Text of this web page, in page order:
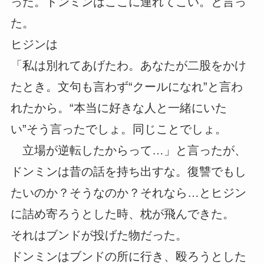
た。
ヒジンは
「私は別れてあげたわ。あなたが二股をかけ
たとき。文句も言わず“クールになれ”と言わ
れたから。“本当に好きな人と一緒にいた
い”そう言ったでしょ。同じことでしょ。
立場が逆転したからって…」と言ったが、
ドンミンは昔の話を持ち出すな。復讐でもし
たいのか？そうなのか？それなら…とヒジン
に詰め寄ろうとした時、枕が飛んできた。
それはブンドが投げた物だった。
ドンミンはブンドの所に行き、殴ろうとした